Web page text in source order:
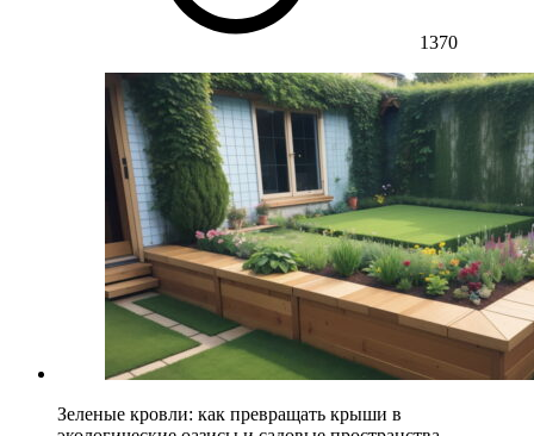
1370
Зеленые кровли: как превращать крыши в